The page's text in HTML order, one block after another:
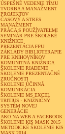
ÚSPEŠNÉ VEDENIE TÍMU
TVORBA A MANAŽMENT
PROJEKTOV
ČASOVÝ A STRES
MANAŽMENT
PRÁCA S POUŽÍVATEĽMI
SEMINÁR PRE ŠKOLSKÉ
KNIŽNICE
PREZENTÁCIA FPU
ZÁKLADY BIBLIOTERAPIE
PRE KNIHOVNÍKOV
KOMUNITNÁ KNIŽNICA
ŠKOLENIE RIADENIE
ŠKOLENIE PREZENTAČNÉ
ZRUČNOSTI
ŠKOLENIE ÚČINNÁ
KOMUNIKÁCIA
ŠKOLENIE MS EXCEL
TRITIUS - KNIŽNIČNÝ
SYSTÉM NOVEJ
GENERÁCIE
AKO NA WEB A FACEBOOK
ŠKOLENIE KIS MASK 2015
METODICKÉ ŠKOLENIE KIS
MASK 2014